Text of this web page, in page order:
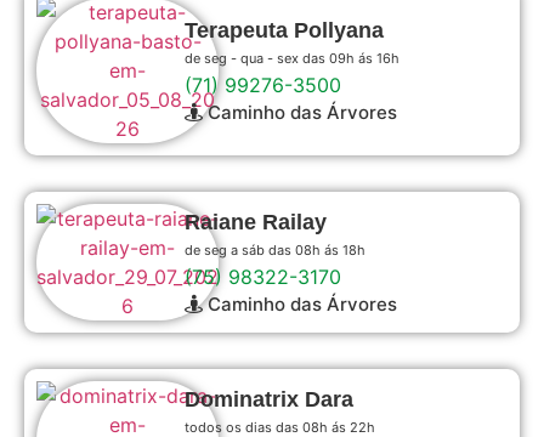
Terapeuta Pollyana
de seg - qua - sex das 09h ás 16h
(71) 99276-3500
Caminho das Árvores
Raiane Railay
de seg a sáb das 08h ás 18h
(75) 98322-3170
Caminho das Árvores
Dominatrix Dara
todos os dias das 08h ás 22h